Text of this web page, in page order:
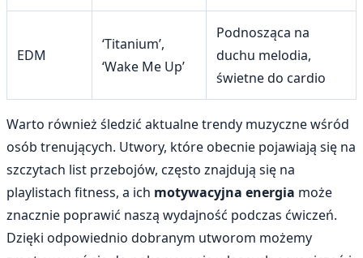
EDM
‘Titanium’,
‘Wake Me Up’
Podnosząca na
duchu melodia,
świetne do cardio
Warto również śledzić aktualne trendy muzyczne wśród
osób trenujących. Utwory, które obecnie pojawiają się na
szczytach list przebojów, często znajdują się na
playlistach fitness, a ich motywacyjna energia może
znacznie poprawić naszą wydajność podczas ćwiczeń.
Dzięki odpowiednio dobranym utworom możemy